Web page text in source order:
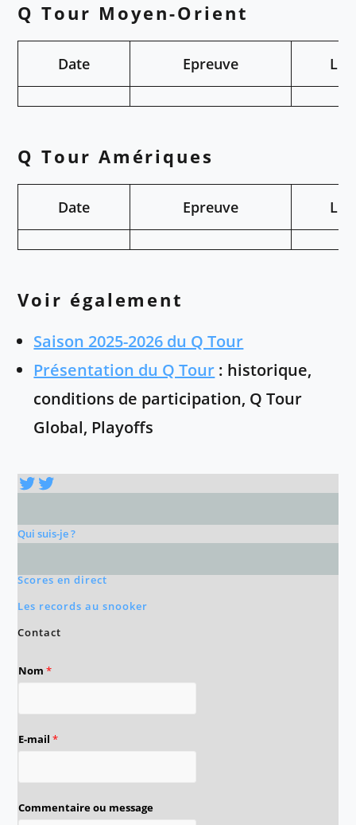
Q Tour Moyen-Orient
Date Epreuve
Q Tour Amériques
Date Epreuve
Voir également
Saison 2025-2026 du Q Tour
Présentation du Q Tour : historique,
conditions de participation, Q Tour
Global, Playoffs
Twitter
Twitter
Qui suis-je ?
Scores en direct
Les records au snooker
Contact
Nom*
E-mail*
Commentaire ou message